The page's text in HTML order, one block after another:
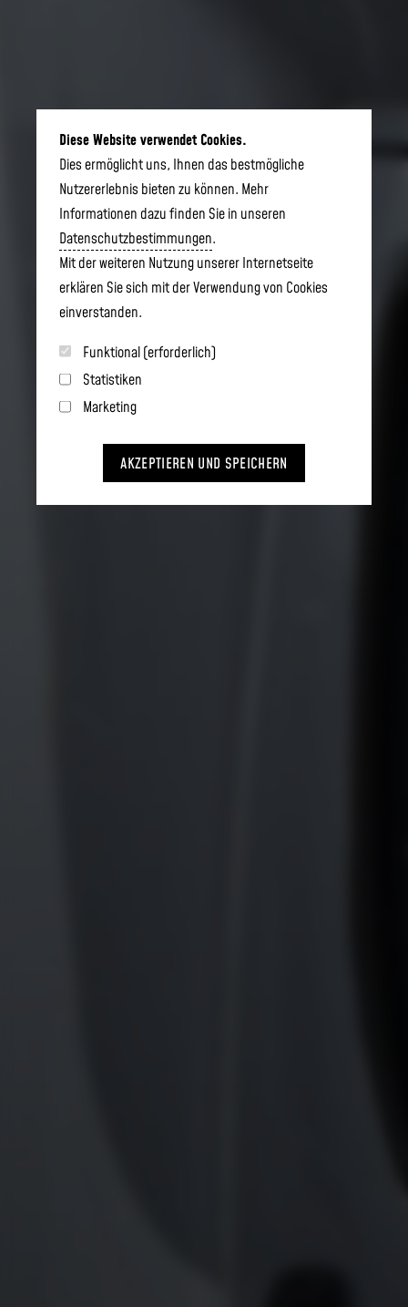
Diese Website verwendet Cookies.
Dies ermöglicht uns, Ihnen das bestmögliche
Nutzererlebnis bieten zu können. Mehr
Informationen dazu finden Sie in unseren
Datenschutzbestimmungen.
Mit der weiteren Nutzung unserer Internetseite
erklären Sie sich mit der Verwendung von Cookies
einverstanden.
Funktional (erforderlich)
Statistiken
Marketing
AKZEPTIEREN UND SPEICHERN